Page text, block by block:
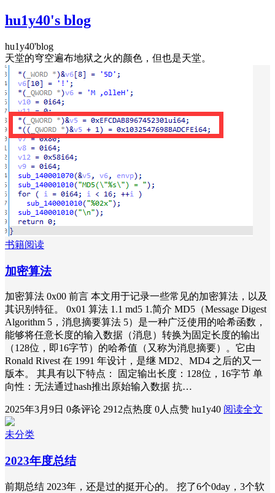
hu1y40's blog
hu1y40'blog
天堂的穹空遍布地狱之火的颜色，但也是天堂。
书籍阅读
加密算法
加密算法 0x00 前言 本文用于记录一些常见的加密算法，以及
其识别特征。 0x01 算法 1.1 md5 1.简介 MD5（Message Digest
Algorithm 5，消息摘要算法 5）是一种广泛使用的哈希函数，
能够将任意长度的输入数据（消息）转换为固定长度的输出
（128位，即16字节）的哈希值（又称为消息摘要）。它由
Ronald Rivest 在 1991 年设计，是继 MD2、MD4 之后的又一
版本。 其具有以下特点： 固定输出长度：128位，16字节 单
向性：无法通过hash推出原始输入数据 抗…
2025年3月9日 0条评论 2912点热度 0人点赞 hu1y40 阅读全文
未分类
2023年度总结
前期总结 2023年，还是过的挺开心的。 挖了6个0day，3个软